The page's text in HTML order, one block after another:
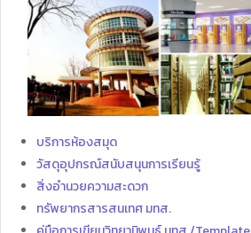
บริการห้องสมุด
วัสดุอุปกรณ์สนับสนุนการเรียนรู้
สิ่งอำนวยความสะดวก
ทรัพยากรสารสนเทศ มทส.